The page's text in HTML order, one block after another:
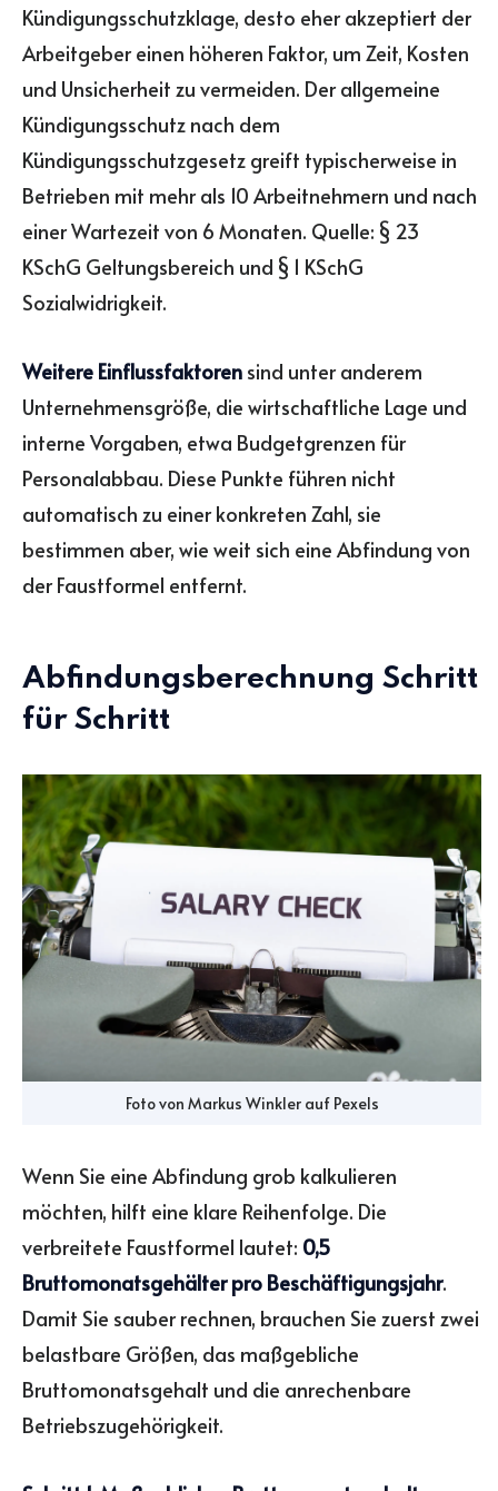
Kündigungsschutzklage, desto eher akzeptiert der
Arbeitgeber einen höheren Faktor, um Zeit, Kosten
und Unsicherheit zu vermeiden. Der allgemeine
Kündigungsschutz nach dem
Kündigungsschutzgesetz greift typischerweise in
Betrieben mit mehr als 10 Arbeitnehmern und nach
einer Wartezeit von 6 Monaten. Quelle: § 23
KSchG Geltungsbereich und § 1 KSchG
Sozialwidrigkeit.
Weitere Einflussfaktoren sind unter anderem
Unternehmensgröße, die wirtschaftliche Lage und
interne Vorgaben, etwa Budgetgrenzen für
Personalabbau. Diese Punkte führen nicht
automatisch zu einer konkreten Zahl, sie
bestimmen aber, wie weit sich eine Abfindung von
der Faustformel entfernt.
Abfindungsberechnung Schritt
für Schritt
Foto von Markus Winklerauf Pexels
Wenn Sie eine Abfindung grob kalkulieren
möchten, hilft eine klare Reihenfolge. Die
verbreitete Faustformel lautet: 0,5
Bruttomonatsgehälter pro Beschäftigungsjahr.
Damit Sie sauber rechnen, brauchen Sie zuerst zwei
belastbare Größen, das maßgebliche
Bruttomonatsgehalt und die anrechenbare
Betriebszugehörigkeit.